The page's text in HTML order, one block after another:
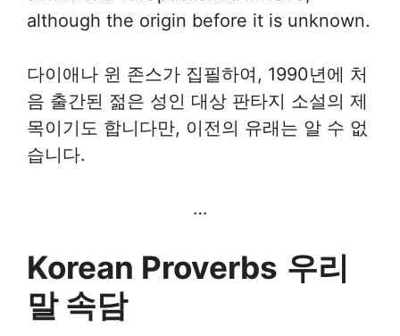
although the origin before it is unknown.
다이애나 윈 존스가 집필하여, 1990년에 처
음 출간된 젊은 성인 대상 판타지 소설의 제
목이기도 합니다만, 이전의 유래는 알 수 없
습니다.
…
Korean Proverbs 우리
말 속담